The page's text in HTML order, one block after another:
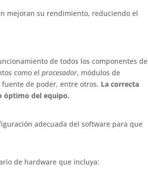
mejoran su rendimiento, reduciendo el
de todos los componentes de
como elprocesador, módulos de
de poder, entre otros. La correcta
óptimo del equipo.
adecuada del software para que
de hardware que incluya: